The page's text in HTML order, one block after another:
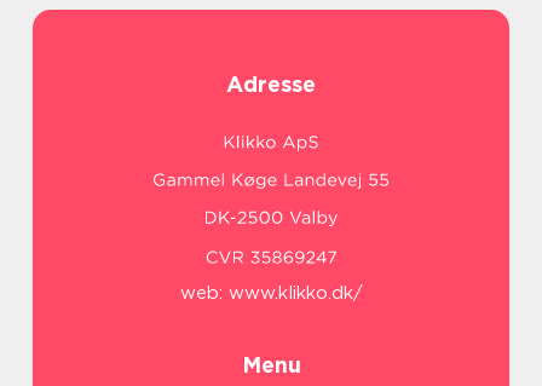
Adresse
web: www.klikko.dk/
Menu